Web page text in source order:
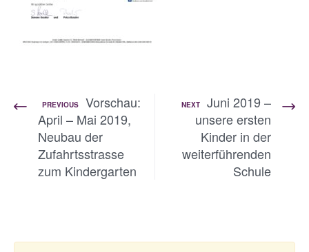
PREVIOUS
Vorschau:
April – Mai 2019,
Neubau der
Zufahrtsstrasse
zum Kindergarten
NEXT
Juni 2019 –
unsere ersten
Kinder in der
weiterführenden
Schule